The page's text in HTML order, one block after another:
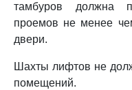
тамбуров должна
проемов не менее
двери.
Шахты лифтов не
помещений.